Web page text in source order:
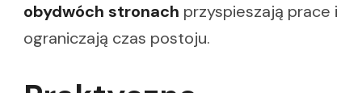
obydwóch stronach przyspieszają prace i
ograniczają czas postoju.